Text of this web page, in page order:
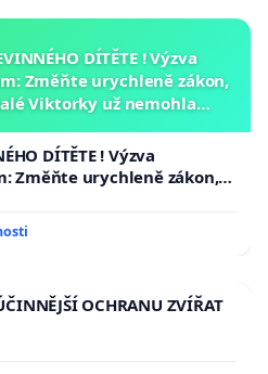
DÍTĚTE ! Výzva
Změňte urychleně zákon,
Viktorky už nemohla
DÍTĚTE ! Výzva
Změňte urychleně zákon,
už nemohla opakovat!
OCHRANU ZVÍŘAT